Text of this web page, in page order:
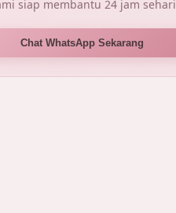
siap membantu 24 jam sehari
Chat WhatsApp Sekarang